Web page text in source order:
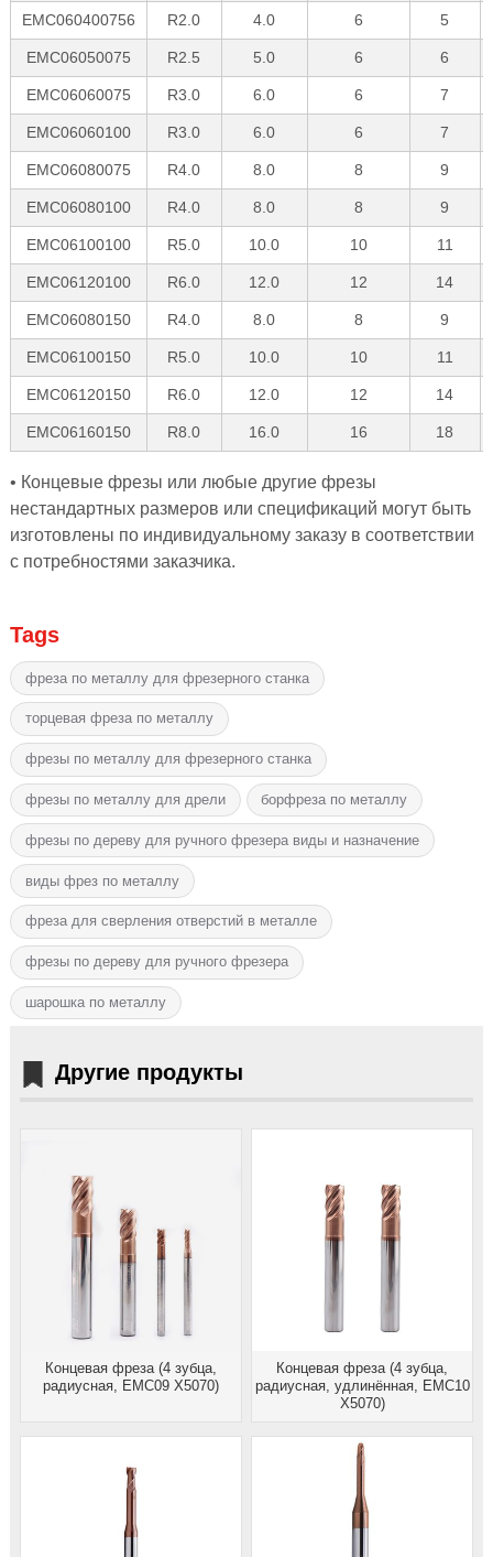
EMC060400756 R2.0 4.0 6 5
EMC06050075 R2.5 5.0 6 6
EMC06060075 R3.0 6.0 6 7
EMC06060100 R3.0 6.0 6 7
EMC06080075 R4.0 8.0 8 9
EMC06080100 R4.0 8.0 8 9
EMC06100100 R5.0 10.0 10 11
EMC06120100 R6.0 12.0 12 14
EMC06080150 R4.0 8.0 8 9
EMC06100150 R5.0 10.0 10 11
EMC06120150 R6.0 12.0 12 14
EMC06160150 R8.0 16.0 16 18
• Концевые фрезы или любые другие фрезы
нестандартных размеров или спецификаций могут быть
изготовлены по индивидуальному заказу в соответствии
с потребностями заказчика.
Tags
фреза по металлу для фрезерного станка
торцевая фреза по металлу
фрезы по металлу для фрезерного станка
фрезы по металлу для дрели борфреза по металлу
фрезы по дереву для ручного фрезера виды и назначение
виды фрез по металлу
фреза для сверления отверстий в металле
фрезы по дереву для ручного фрезера
шарошка по металлу
Другие продукты
Концевая фреза (4 зубца,
радиусная, EMC09 X5070)
Концевая фреза (4 зубца,
радиусная, удлинённая, EMC10
X5070)